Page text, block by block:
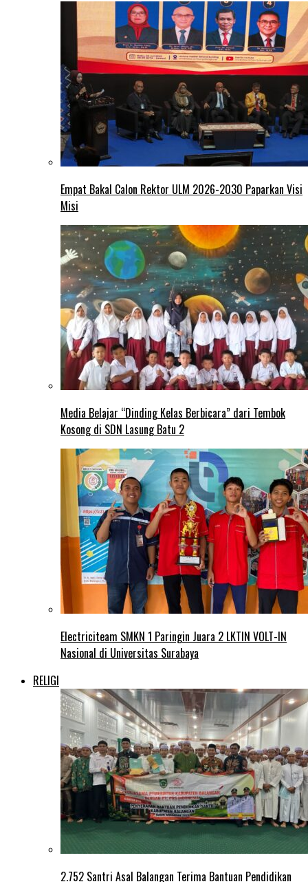
Empat Bakal Calon Rektor ULM 2026-2030 Paparkan Visi
Misi
Media Belajar “Dinding Kelas Berbicara” dari Tembok
Kosong di SDN Lasung Batu 2
Electriciteam SMKN 1 Paringin Juara 2 LKTIN VOLT-IN
Nasional di Universitas Surabaya
RELIGI
2.752 Santri Asal Balangan Terima Bantuan Pendidikan